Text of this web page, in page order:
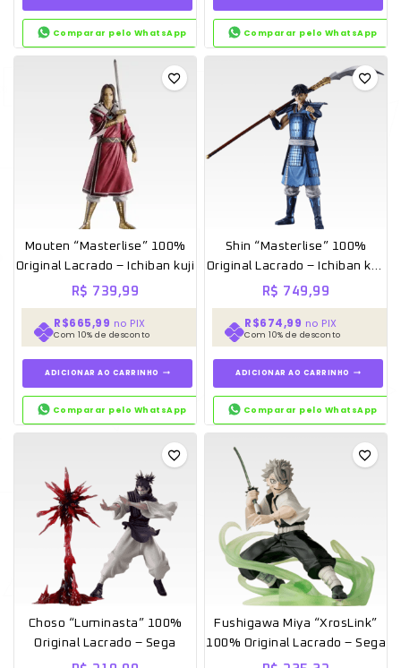
Comparar pelo WhatsApp Comparar pelo WhatsApp
Mouten “Masterlise” 100%
Original Lacrado – Ichiban kuji
R$ 739,99
R$665,99 no PIX
Com 10% de desconto
ADICIONAR AO CARRINHO
Comparar pelo WhatsApp
Shin “Masterlise” 100%
Original Lacrado – Ichiban kuji
O Futuro de Qin
R$ 749,99
R$674,99 no PIX
Com 10% de desconto
ADICIONAR AO CARRINHO
Comparar pelo WhatsApp
Choso “Luminasta” 100%
Original Lacrado – Sega
Fushigawa Miya “XrosLink”
100% Original Lacrado – Sega